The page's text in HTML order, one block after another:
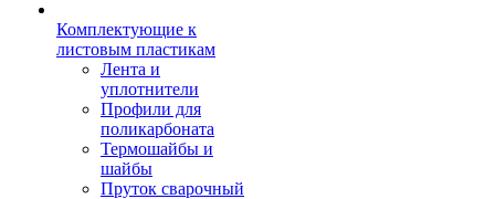
Комплектующие к
листовым пластикам
Лента и
уплотнители
Профили для
поликарбоната
Термошайбы и
шайбы
Пруток сварочный